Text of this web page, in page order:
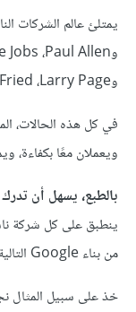
وLarry Page، ‏Jason Fried وDavid Heinemeier Hansson.
في كل هذه الحالات،
ويعملان معًا بكفاءة،
بالطبع، يسهل أن
ينطبق على كل شركة
من بناء Google التالية!
خذ على سبيل المثال